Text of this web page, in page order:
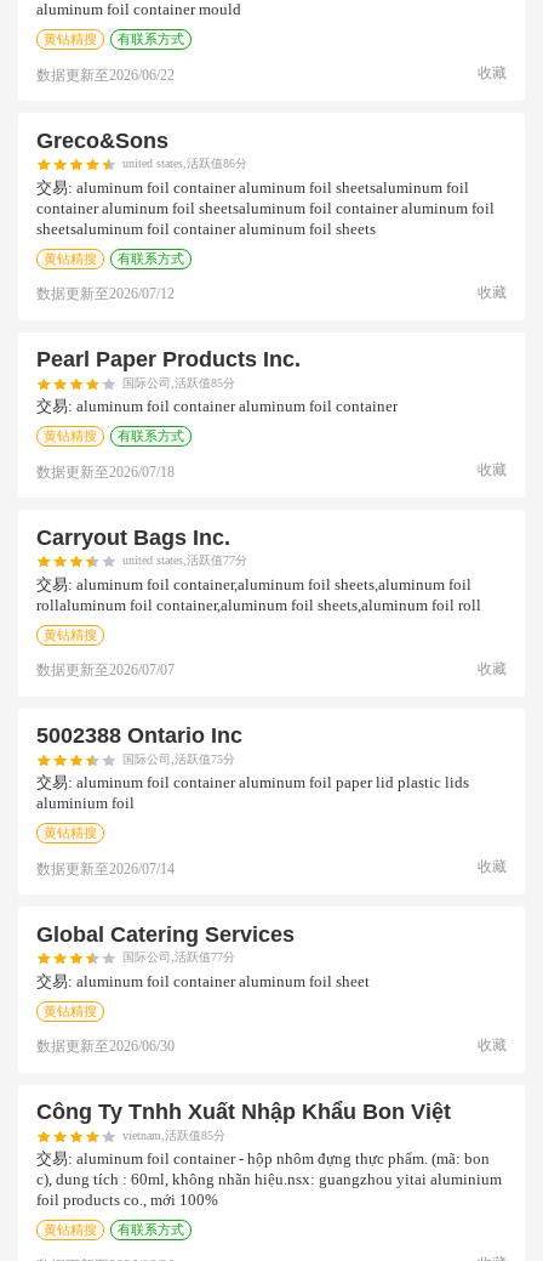
aluminum foil container mould
黄钻精搜 有联系方式
数据更新至2026/06/22 收藏
Greco&sons
united states,活跃值86分
交易: aluminum foil container aluminum foil sheetsaluminum foil
container aluminum foil sheetsaluminum foil container aluminum foil
sheetsaluminum foil container aluminum foil sheets
黄钻精搜 有联系方式
数据更新至2026/07/12 收藏
Pearl Paper Products Inc.
国际公司,活跃值85分
交易: aluminum foil container aluminum foil container
黄钻精搜 有联系方式
数据更新至2026/07/18 收藏
Carryout Bags Inc.
united states,活跃值77分
交易: aluminum foil container,aluminum foil sheets,aluminum foil
rollaluminum foil container,aluminum foil sheets,aluminum foil roll
黄钻精搜
数据更新至2026/07/07 收藏
5002388 Ontario Inc
国际公司,活跃值75分
交易: aluminum foil container aluminum foil paper lid plastic lids
aluminium foil
黄钻精搜
数据更新至2026/07/14 收藏
Global Catering Services
国际公司,活跃值77分
交易: aluminum foil container aluminum foil sheet
黄钻精搜
数据更新至2026/06/30 收藏
Công Ty Tnhh Xuất Nhập Khẩu Bon Việt
vietnam,活跃值85分
交易: aluminum foil container - hộp nhôm đựng thực phẩm. (mã: bon
c), dung tích : 60ml, không nhãn hiệu.nsx: guangzhou yitai aluminium
foil products co., mới 100%
黄钻精搜 有联系方式